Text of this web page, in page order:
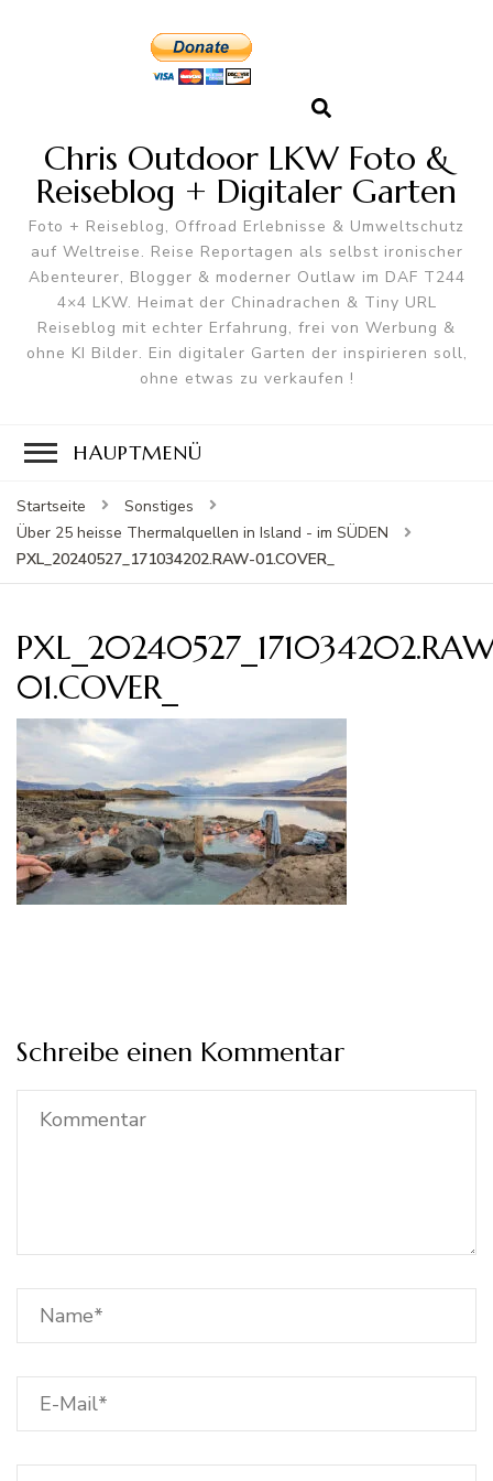
Chris Outdoor LKW Foto &
Reiseblog + Digitaler Garten
Foto + Reiseblog, Offroad Erlebnisse & Umweltschutz
auf Weltreise. Reise Reportagen als selbst ironischer
Abenteurer, Blogger & moderner Outlaw im DAF T244
4×4 LKW. Heimat der Chinadrachen & Tiny URL
Reiseblog mit echter Erfahrung, frei von Werbung &
ohne KI Bilder. Ein digitaler Garten der inspirieren soll,
ohne etwas zu verkaufen !
HAUPTMENÜ
Startseite
Sonstiges
Über 25 heisse Thermalquellen in Island - im SÜDEN
PXL_20240527_171034202.RAW-01.COVER_
01.COVER_
Schreibe einen Kommentar